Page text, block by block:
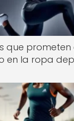
que
en la ropa